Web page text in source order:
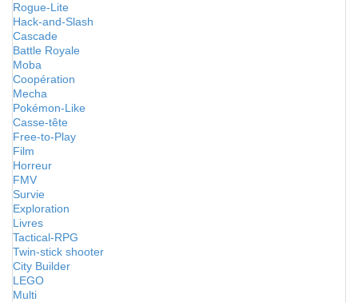
Rogue-Lite
Hack-and-Slash
Cascade
Battle Royale
Moba
Coopération
Mecha
Pokémon-Like
Casse-tête
Free-to-Play
Film
Horreur
FMV
Survie
Exploration
Livres
Tactical-RPG
Twin-stick shooter
City Builder
LEGO
Multi